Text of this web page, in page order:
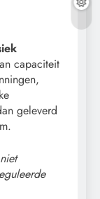
capaciteit
geleverd